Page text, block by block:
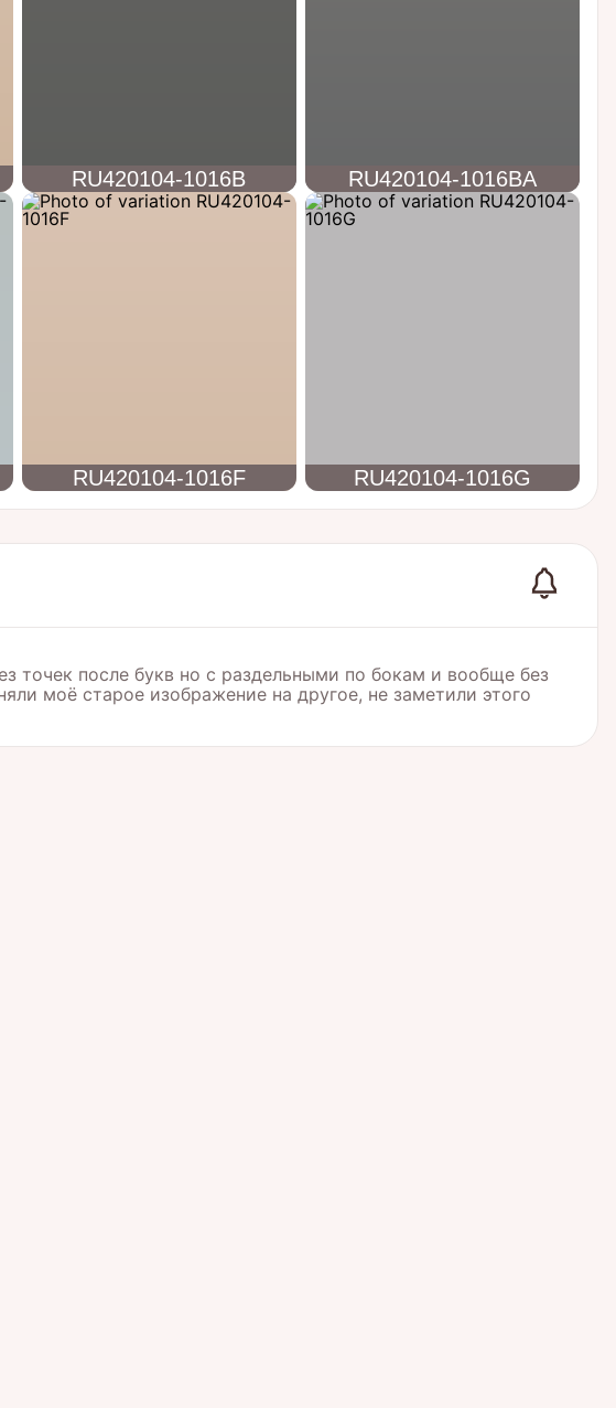
RU420104-1016B RU420104-1016BA
RU420104-1016F RU420104-1016G
точек после букв но с раздельными по бокам и вообще без
моё старое изображение на другое, не заметили этого